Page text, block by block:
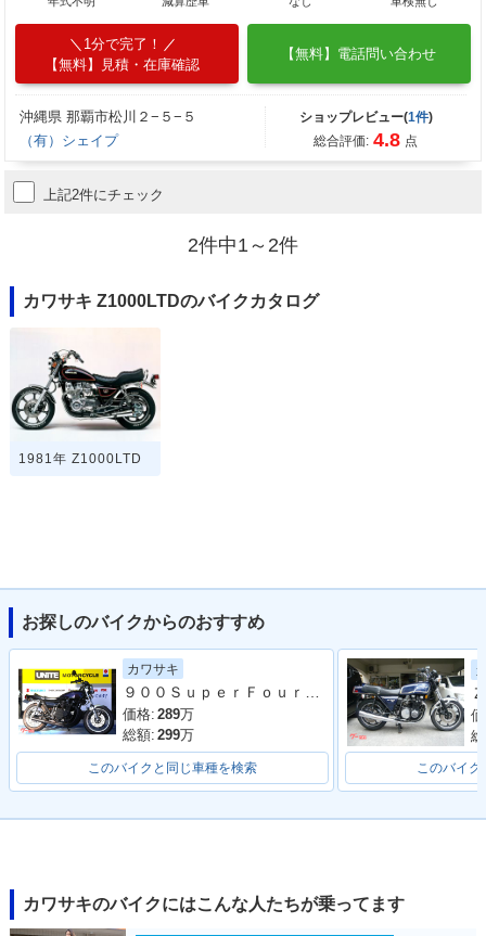
1分で完了！
【無料】見積・在庫確認
【無料】電話問い合わせ
沖縄県 那覇市松川２−５−５
（有）シェイプ
ショップレビュー(1件)
総合評価: 4.8 点
上記2件にチェック
2件中1～2件
カワサキ Z1000LTDのバイクカタログ
1981年 Z1000LTD
お探しのバイクからのおすすめ
カワサキ
９００ＳｕｐｅｒＦｏｕｒ（Ｚ−Ｉ） オリジナルカラー ショート管 ＣＲキャブ
価格: 289万
総額: 299万
このバイクと同じ車種を検索 このバイク
カワサキのバイクにはこんな人たちが乗ってます